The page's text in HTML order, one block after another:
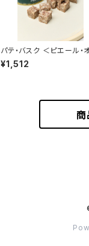
パテ・バスク ＜ピエール・
イザ＞(フランス・バスク)
¥1,512
商